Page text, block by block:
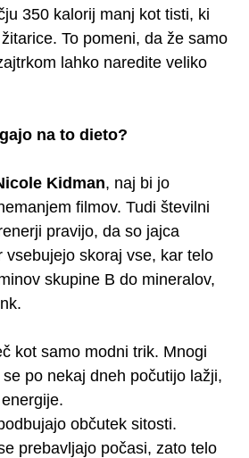
350 kalorij manj kot tisti, ki
To pomeni, da že samo
lahko naredite veliko
na to dieto?
Kidman, naj bi jo
filmov. Tudi številni
pravijo, da so jajca
vsebujejo skoraj vse, kar telo
skupine B do mineralov,
kot samo modni trik. Mnogi
po nekaj dneh počutijo lažji,
občutek sitosti.
prebavljajo počasi, zato telo